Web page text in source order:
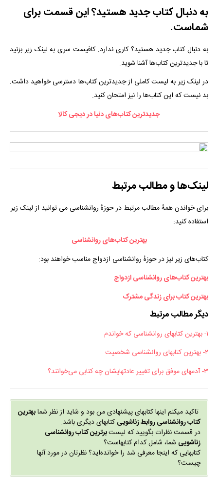
به دنبال کتاب جدید هستید؟ این قسمت برای
شماست.
به دنبال کتاب جدید هستید؟ کاری ندارد. کافیست سری به لینک زیر بزنید
تا با جدیدترین کتاب‌ها آشنا شوید.
در لینک زیر به لیست کاملی از جدیدترین کتاب‌ها دسترسی خواهید داشت.
بد نیست که این کتاب‌ها را نیز امتحان کنید.
جدیدترین کتاب‌های دنیا در دیجی کالا
لینک‌ها و مطالب مرتبط
برای خواندن همهٔ مطالب مرتبط در حوزهٔ روانشناسی می توانید از لینک زیر
استفاده کنید:
بهترین کتاب‌های روانشناسی
کتاب‌های زیر نیز در حوزهٔ روانشناسی ازدواج مناسب خواهند بود:
بهترین کتاب‌های روانشناسی ازدواج
بهترین کتاب برای زندگی مشترک
دیگر مطالب مرتبط
۱- بهترین کتابهای روانشناسی که خواندم
۲- بهترین کتابهای روانشناسی شخصیت
۳- آدمهای موفق برای تغییر عادتهایشان چه کتابی می‌خوانند؟
تاکید میکنم اینها کتابهای پیشنهادی من بود و شاید از نظر شمابهترین
کتاب روانشناسی روابط زناشویی کتابهای دیگری باشد.
در قسمت نظرات بگویید که لیستبرترین کتاب روانشناسی
زناشویی شما، شامل کدام کتابهاست؟
کتابهایی که اینجا معرفی شد را خوانده‌اید؟ نظرتان در مورد آنها
چیست؟